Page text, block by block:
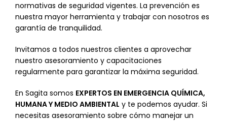
normativas de seguridad vigentes. La prevención es
nuestra mayor herramienta y trabajar con nosotros es
garantía de tranquilidad.
Invitamos a todos nuestros clientes a aprovechar
nuestro asesoramiento y capacitaciones
regularmente para garantizar la máxima seguridad.
En Sagita somos EXPERTOS EN EMERGENCIA QUÍMICA,
HUMANA Y MEDIO AMBIENTAL y te podemos ayudar. Si
necesitas asesoramiento sobre cómo manejar un